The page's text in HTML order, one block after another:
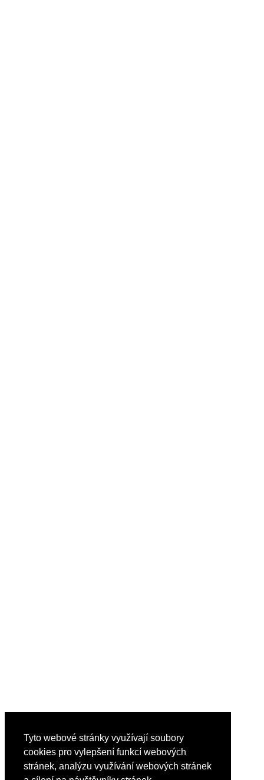
Tyto webové stránky využívají soubory
cookies pro vylepšení funkcí webových
stránek, analýzu využívání webových stránek